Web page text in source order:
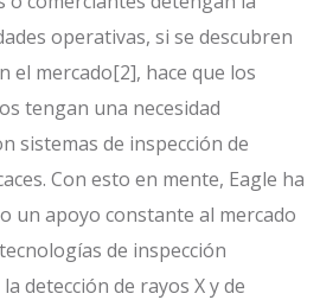
operativas, si se descubren
el mercado[2], hace que los
tengan una necesidad
sistemas de inspección de
Con esto en mente, Eagle ha
un apoyo constante al mercado
de inspección
detección de rayos X y de